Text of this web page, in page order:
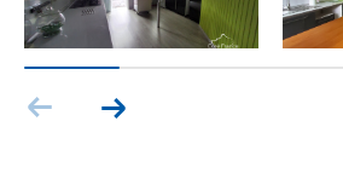
TERRASSE